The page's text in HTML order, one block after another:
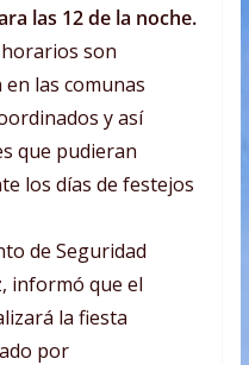
las 12 de la noche.
son
las comunas
y así
que pudieran
los días de festejos
de Seguridad
informó que el
la fiesta
por